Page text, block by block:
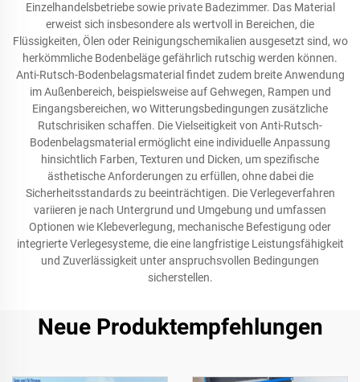
Einzelhandelsbetriebe sowie private Badezimmer. Das Material
erweist sich insbesondere als wertvoll in Bereichen, die
Flüssigkeiten, Ölen oder Reinigungschemikalien ausgesetzt sind, wo
herkömmliche Bodenbeläge gefährlich rutschig werden können.
Anti-Rutsch-Bodenbelagsmaterial findet zudem breite Anwendung
im Außenbereich, beispielsweise auf Gehwegen, Rampen und
Eingangsbereichen, wo Witterungsbedingungen zusätzliche
Rutschrisiken schaffen. Die Vielseitigkeit von Anti-Rutsch-
Bodenbelagsmaterial ermöglicht eine individuelle Anpassung
hinsichtlich Farben, Texturen und Dicken, um spezifische
ästhetische Anforderungen zu erfüllen, ohne dabei die
Sicherheitsstandards zu beeinträchtigen. Die Verlegeverfahren
variieren je nach Untergrund und Umgebung und umfassen
Optionen wie Klebeverlegung, mechanische Befestigung oder
integrierte Verlegesysteme, die eine langfristige Leistungsfähigkeit
und Zuverlässigkeit unter anspruchsvollen Bedingungen
sicherstellen.
Neue Produktempfehlungen